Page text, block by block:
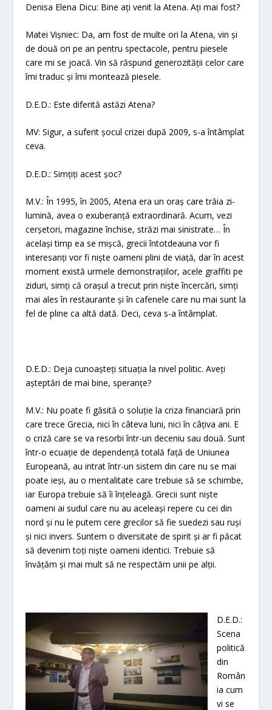
Denisa Elena Dicu: Bine ați venit la Atena. Ați mai fost?
Matei Vișniec: Da, am fost de multe ori la Atena, vin și
de două ori pe an pentru spectacole, pentru piesele
care mi se joacă. Vin să răspund generozității celor care
îmi traduc și îmi montează piesele.
D.E.D.: Este diferită astăzi Atena?
MV: Sigur, a suferit șocul crizei după 2009, s-a întâmplat
ceva.
D.E.D.: Simțiți acest șoc?
M.V.: În 1995, în 2005, Atena era un oraș care trăia zi-
lumină, avea o exuberanță extraordinară. Acum, vezi
cerșetori, magazine închise, străzi mai sinistrate… În
același timp ea se mișcă, grecii întotdeauna vor fi
interesanți vor fi niște oameni plini de viață, dar în acest
moment există urmele demonstrațiilor, acele graffiti pe
ziduri, simți că orașul a trecut prin niște încercări, simți
mai ales în restaurante și în cafenele care nu mai sunt la
fel de pline ca altă dată. Deci, ceva s-a întâmplat.
D.E.D.: Deja cunoașteți situația la nivel politic. Aveți
așteptări de mai bine, speranțe?
M.V.: Nu poate fi găsită o soluție la criza financiară prin
care trece Grecia, nici în câteva luni, nici în câțiva ani. E
o criză care se va resorbi într-un deceniu sau două. Sunt
într-o ecuație de dependență totală față de Uniunea
Europeană, au intrat într-un sistem din care nu se mai
poate ieși, au o mentalitate care trebuie să se schimbe,
iar Europa trebuie să îi înțeleagă. Grecii sunt niște
oameni ai sudul care nu au aceleași repere cu cei din
nord și nu le putem cere grecilor să fie suedezi sau ruși
și nici invers. Suntem o diversitate de spirit și ar fi păcat
să devenim toți niște oameni identici. Trebuie să
învățăm și mai mult să ne respectăm unii pe alții.
D.E.D.:
Scena
politică
din
Român
ia cum
vi se